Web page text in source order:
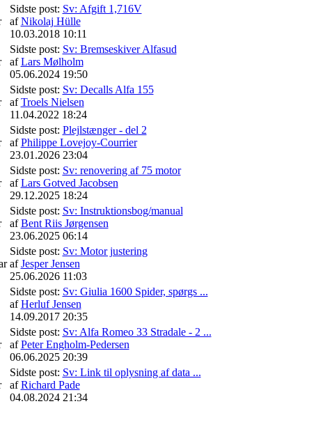
Sidste post: Sv: Afgift 1,716V
afNikolaj Hülle
10.03.2018 10:11
Sidste post: Sv: Bremseskiver Alfasud
afLars Mølholm
05.06.2024 19:50
Sidste post: Sv: Decalls Alfa 155
afTroels Nielsen
11.04.2022 18:24
Sidste post: Plejlstænger - del 2
afPhilippe Lovejoy-Courrier
23.01.2026 23:04
Sidste post: Sv: renovering af 75 motor
afLars Gotved Jacobsen
29.12.2025 18:24
Sidste post: Sv: Instruktionsbog/manual
afBent Riis Jørgensen
23.06.2025 06:14
Sidste post: Sv: Motor justering
afJesper Jensen
25.06.2026 11:03
Sidste post: Sv: Giulia 1600 Spider, spørgs ...
afHerluf Jensen
14.09.2017 20:35
Sidste post: Sv: Alfa Romeo 33 Stradale - 2 ...
afPeter Engholm-Pedersen
06.06.2025 20:39
Sidste post: Sv: Link til oplysning af data ...
afRichard Pade
04.08.2024 21:34